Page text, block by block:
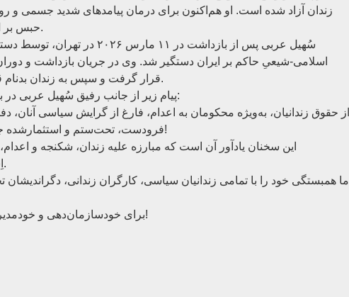
زندان آزاد شده است. او هم‌اکنون برای درمان پیامدهای شدید جسمی و
حبس بر او تحمیل شده، تحت مراقبت و مداوا قرار دارد.
سُهیل عربی پس از بازداشت در ۱۱
اسلامی-شیعیِ حاکم بر ایران دستگیر شد. وی در جریان بازداشت و
قرار گرفت و سپس به زندان بدنام قزلحصار در کرج، در غرب تهران، منتقل گردید.
پیام زیر از جانب رفیق سُهیل عربی در برخی از شبکه های اجتماعی منتشر شده است:
از حقوق زندانیان، به‌ویژه محکومان به اعدام، فارغ از گرایش سیاسی آنان،
فرودست، تحت‌ستم و استثمارشده جامعه هستند و صدائی ندارند. صدایِ آنان باشید!
این سخنان یادآور آن است که مبارزه علیه زندان، شکنجه و
اِقتدارگرائی و خشونت دولتی جدائی‌ناپذیر است.
ما همبستگی خود را با تمامی زندانیان سیاسی، کارگران زندانی،
برای خودسازمان‌دهی و خودمدیریتیِ کارگران، عدالت اجتماعی و رهائی انسان!